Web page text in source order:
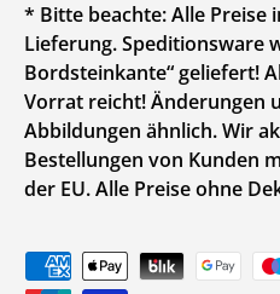
* Bitte beachte: Alle Preise
Lieferung. Speditionsware
Bordsteinkante“ geliefert!
Vorrat reicht! Änderungen
Abbildungen ähnlich. Wir
Bestellungen von Kunden
der EU. Alle Preise ohne
Zahlungsmethoden